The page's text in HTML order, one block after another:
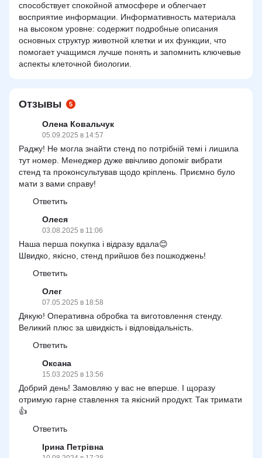
способствует спокойной атмосфере и облегчает
восприятие информации.
Информативность материала
на высоком уровне: содержит подробные описания
основных структур животной клетки и их функции, что
помогает учащимся лучше понять и запомнить ключевые
аспекты клеточной биологии.
Отзывы 5
Олена Ковальчук
05.09.2025 в 14:57
Раджу! Не могла знайти стенд по потрібній темі і лишила
тут номер. Менеджер дуже ввічливо допоміг вибрати
стенд та проконсультував щодо кріплень. Приємно було
мати з вами справу!
Ответить
Олеся
03.08.2025 в 11:06
Наша перша покупка і відразу вдала😊
Швидко, якісно, стенд прийшов без пошкоджень!
Ответить
Олег
07.05.2025 в 18:58
Дякую! Оперативна обробка та виготовлення стенду.
Великий плюс за швидкість і відповідальність.
Ответить
Оксана
15.03.2025 в 13:56
Добрий день! Замовляю у вас не вперше. І щоразу
отримую гарне ставлення та якісний продукт. Так тримати
👍
Ответить
Ірина Петрівна